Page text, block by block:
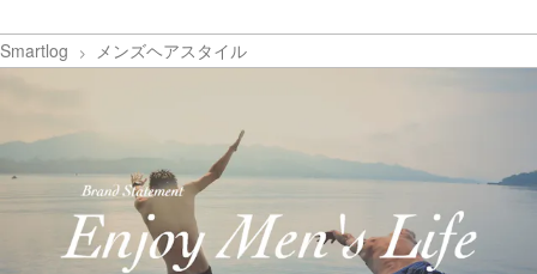
Smartlog メンズヘアスタイル